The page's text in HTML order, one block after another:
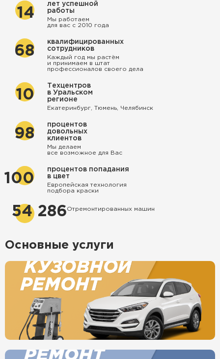
14
лет успешной
работы
Мы работаем
для вас с 2010 года
68
квалифицированных
сотрудников
Каждый год мы растём
и принимаем в штат
профессионалов своего дела
10
Техцентров
в Уральском
регионе
Екатеринбург, Тюмень, Челябинск
98
процентов
довольных
клиентов
Мы делаем
все возможное для Вас
100
процентов попадания
в цвет
Европейская технология
подбора краски
54 286Отремонтированных машин
Основные услуги